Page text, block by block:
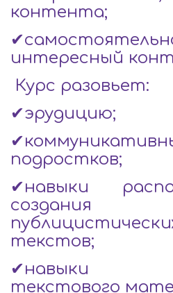
контента;
интересный
Курс разовьет:
✔эрудицию;
подростков;
✔навыки
создания
текстов;
✔навыки
текстового